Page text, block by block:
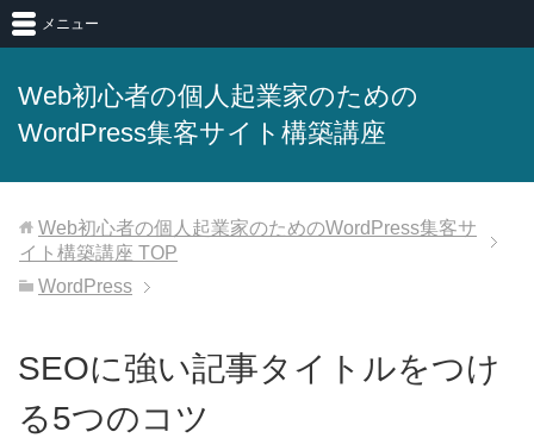
Web初心者の個人起業家のための
WordPress集客サイト構築講座
メニュー
Web初心者の個人起業家のためのWordPress集客サ
イト構築講座 TOP
WordPress
SEOに強い記事タイトルをつけ
る5つのコツ